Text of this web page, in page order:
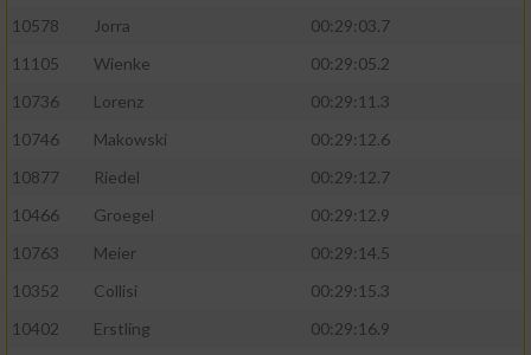
10578 Jorra
00:29:03.7
11105
Wienke
00:29:05.2
10736
Lorenz
00:29:11.3
10746
Makowski
00:29:12.6
10877
Riedel
00:29:12.7
10466
Groegel
00:29:12.9
10763
Meier
00:29:14.5
10352
Collisi
00:29:15.3
10402
Erstling
00:29:16.9